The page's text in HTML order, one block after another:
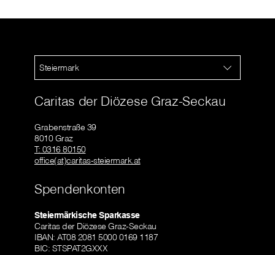
Steiermark
Caritas der Diözese Graz-Seckau
Grabenstraße 39
8010 Graz
T: 0316 80150
office(at)caritas-steiermark.at
Spendenkonten
Steiermärkische Sparkasse
Caritas der Diözese Graz-Seckau
IBAN: AT08 2081 5000 0169 1187
BIC: STSPAT2GXXX